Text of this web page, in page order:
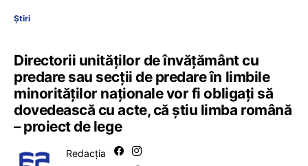
Știri
Directorii unităților de învățământ cu
predare sau secții de predare în limbile
minorităților naționale vor fi obligați să
dovedească cu acte, că știu limba română
– proiect de lege
Redacția